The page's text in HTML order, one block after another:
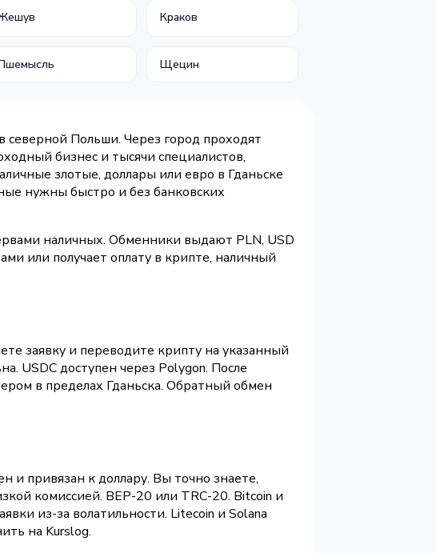
Краков
Щецин
северной Польши. Через город проходят
бизнес и тысячи специалистов,
злотые, доллары или евро в Гданьске
нужны быстро и без банковских
наличных. Обменники выдают PLN, USD
или получает оплату в крипте, наличный
заявку и переводите крипту на указанный
USDC доступен через Polygon. После
в пределах Гданьска. Обратный обмен
и привязан к доллару. Вы точно знаете,
комиссией. BEP-20 или TRC-20. Bitcoin и
из-за волатильности. Litecoin и Solana
на Kurslog.